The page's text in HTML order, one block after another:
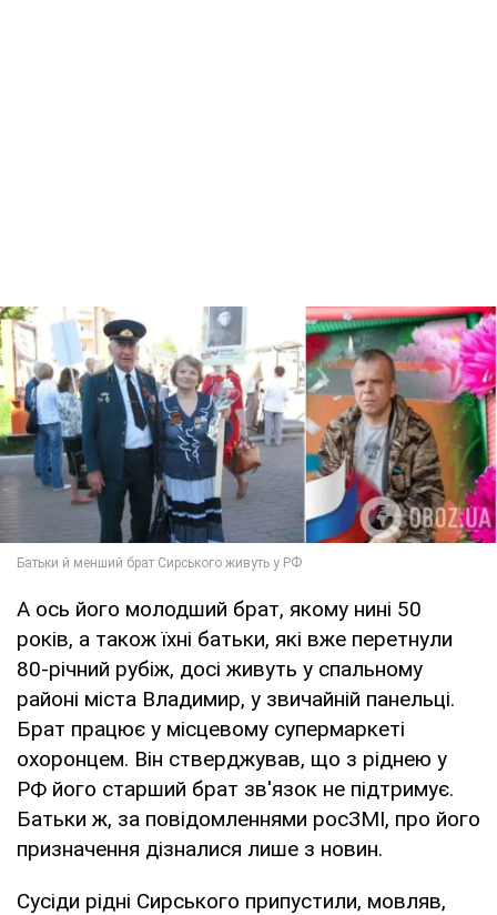
А ось його молодший брат, якому нині 50
років, а також їхні батьки, які вже перетнули
80-річний рубіж, досі живуть у спальному
районі міста Владимир, у звичайній панельці.
Брат працює у місцевому супермаркеті
охоронцем. Він стверджував, що з ріднею у
РФ його старший брат зв'язок не підтримує.
Батьки ж, за повідомленнями росЗМІ, про його
призначення дізналися лише з новин.
Сусіди рідні Сирського припустили, мовляв,